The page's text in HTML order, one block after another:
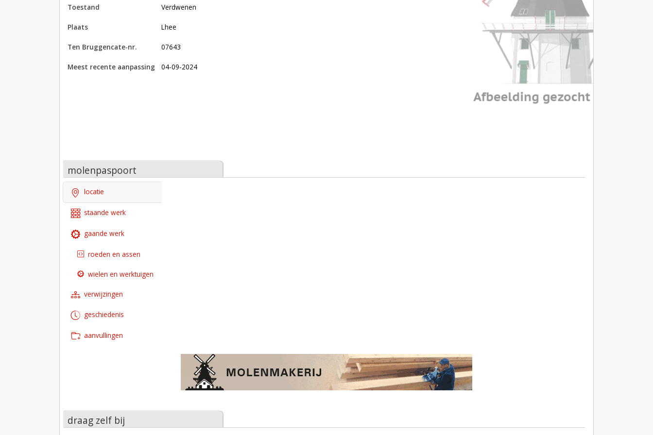
toestand verdwenen
plaats Lhee
Ten Bruggencate-nr. 07643
Meest recente aanpassing 04-09-2024
molenpaspoort
locatie
staande werk
gaande werk
roeden en assen
wielen en werktuigen
verwijzingen
geschiedenis
aanvullingen
draag zelf bij